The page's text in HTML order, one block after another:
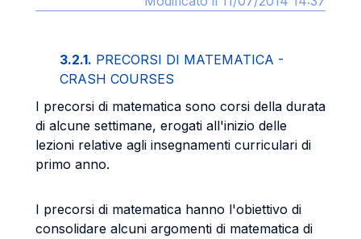
3.2.1. PRECORSI DI MATEMATICA -
CRASH COURSES
I precorsi di matematica sono corsi della durata
di alcune settimane, erogati all'inizio delle
lezioni relative agli insegnamenti curriculari di
primo anno.
I precorsi di matematica hanno l'obiettivo di
consolidare alcuni argomenti di matematica di